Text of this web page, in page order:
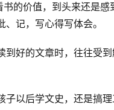
的价值，到头来还是
记，写心得写体会。
到好的文章时，往往受
以后学文史，还是搞